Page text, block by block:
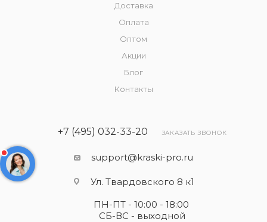
Доставка
Оплата
Оптом
Акции
Блог
Контакты
+7 (495) 032-33-20 ЗАКАЗАТЬ ЗВОНОК
support@kraski-pro.ru
Ул. Твардовского 8 к1
ПН-ПТ - 10:00 - 18:00
СБ-ВС - выходной